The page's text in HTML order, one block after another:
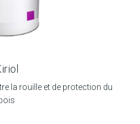
la rouille et de protection du